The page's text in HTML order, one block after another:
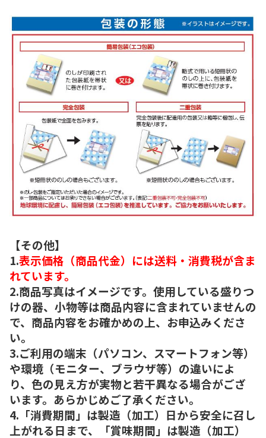
【その他】
1.表示価格（商品代金）には送料・消費税が含ま
れています。
2.商品写真はイメージです。使用している盛りつ
けの器、小物等は商品内容に含まれていませんの
で、商品内容をお確かめの上、お申込みくださ
い。
3.ご利用の端末（パソコン、スマートフォン等）
や環境（モニター、ブラウザ等）の違いによ
り、色の見え方が実物と若干異なる場合がござ
います。あらかじめご了承ください。
4.「消費期間」は製造（加工）日から安全に召し
上がれる日まで、「賞味期間」は製造（加工）